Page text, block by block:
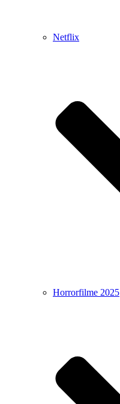
Netflix
Horrorfilme 2025